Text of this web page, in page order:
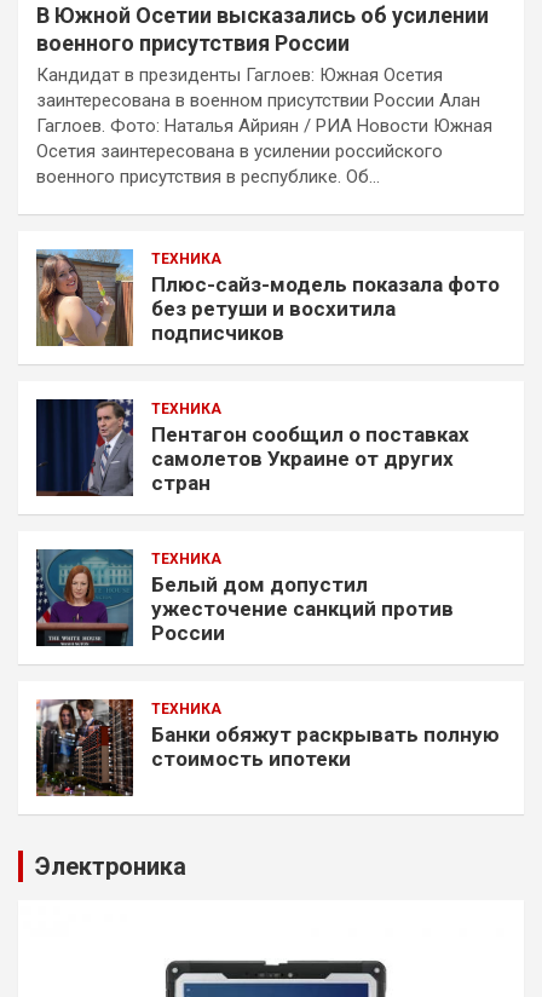
В Южной Осетии высказались об усилении
военного присутствия России
Кандидат в президенты Гаглоев: Южная Осетия
заинтересована в военном присутствии России Алан
Гаглоев. Фото: Наталья Айриян / РИА Новости Южная
Осетия заинтересована в усилении российского
военного присутствия в республике. Об…
ТЕХНИКА
Плюс-сайз-модель показала фото
без ретуши и восхитила
подписчиков
ТЕХНИКА
Пентагон сообщил о поставках
самолетов Украине от других
стран
ТЕХНИКА
Белый дом допустил
ужесточение санкций против
России
ТЕХНИКА
Банки обяжут раскрывать полную
стоимость ипотеки
Электроника